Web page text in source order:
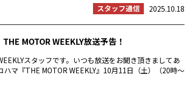
スタッフ通信
2025.10.18
MOTOR WEEKLY放送予告！
スタッフです。いつも放送をお聞き頂きましてあ
ハマ『THE MOTOR WEEKLY』10月11日（土）（20時〜